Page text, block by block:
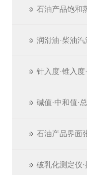
石油产品饱和
针入度·锥入度
碱值·中和值·
石油产品界面
破乳化测定仪